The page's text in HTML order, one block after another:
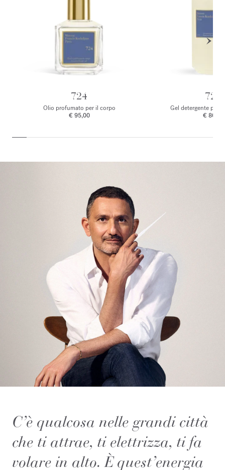
724
Olio profumato per il corpo
€ 95,00
724
Gel detergente per
€ 80,00
C’è qualcosa nelle grandi città
che ti attrae, ti elettrizza, ti fa
volare in alto. È quest’energia